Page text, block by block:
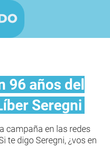
96 años del
Seregni
campaña en las redes
te digo Seregni, ¿vos en